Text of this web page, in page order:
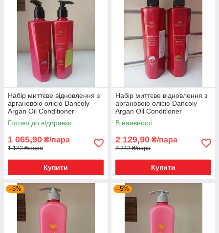
Набір миттєве відновлення з
аргановою олією Dancoly
Argan Oil Conditioner
шампунь/кондиціонер
Готово до відправки
1 065,90 ₴/пара
1 122 ₴/пара
Купити
Набір миттєве відновлення з
аргановою олією Dancoly
Argan Oil Conditioner
шампунь/кондиціонер
В наявності
2 129,90 ₴/пара
2 242 ₴/пара
Купити
–5% –5%